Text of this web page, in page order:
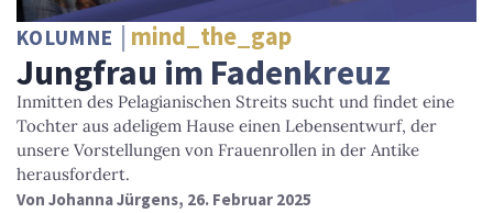
KOLUMNE mind_the_gap
Jungfrau im Fadenkreuz
Inmitten des Pelagianischen Streits sucht und findet eine
Tochter aus adeligem Hause einen Lebensentwurf, der
unsere Vorstellungen von Frauenrollen in der Antike
herausfordert.
Von Johanna Jürgens, 26. Februar 2025